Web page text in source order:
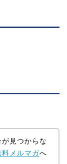
が見つからな
料メルマガへ